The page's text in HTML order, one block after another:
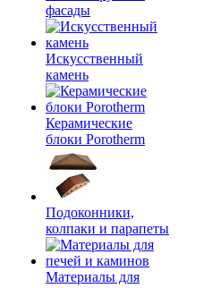
фасады
Искусственный
камень
Керамические
блоки Porotherm
Подоконники,
колпаки и парапеты
Материалы для